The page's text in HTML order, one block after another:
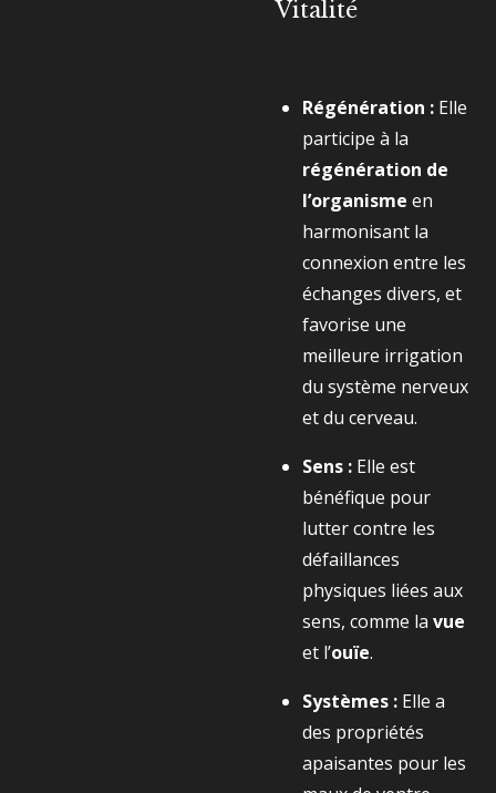
Vitalité
Régénération : Elle
participe à la
régénération de
l’organisme en
harmonisant la
connexion entre les
échanges divers, et
favorise une
meilleure irrigation
du système nerveux
et du cerveau.
Sens : Elle est
bénéfique pour
lutter contre les
défaillances
physiques liées aux
sens, comme la vue
et l’ouïe.
Systèmes : Elle a
des propriétés
apaisantes pour les